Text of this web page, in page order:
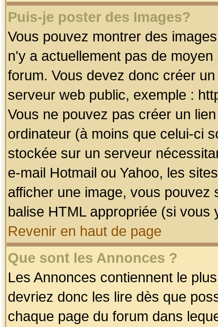
Puis-je poster des Images?
Vous pouvez montrer des
n'y a actuellement pas de
forum. Vous devez donc créer
serveur web public, exemple :
Vous ne pouvez pas créer un
ordinateur (à moins que celui-ci
stockée sur un serveur
e-mail Hotmail ou Yahoo, les
afficher une image, vous pouvez
balise HTML appropriée (si vous
Revenir en haut de page
Que sont les Annonces ?
Les Annonces contiennent le
devriez donc les lire dès que
chaque page du forum dans